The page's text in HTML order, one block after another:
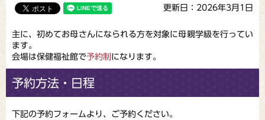
更新日：2026年3月1日
主に、初めてお母さんになられる方を対象に母親学級を行ってい
ます。
会場は保健福祉館で予約制 になります。
予約方法・日程
下記の予約フォームより、ご予約ください。